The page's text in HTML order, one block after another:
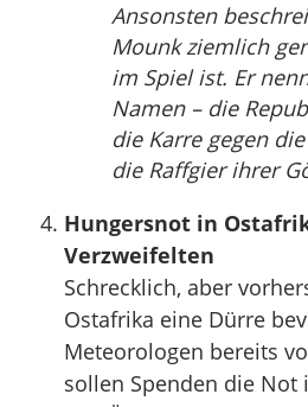
Ansonsten
Mounk ziemlich
im Spiel ist. Er
Namen – die
die Karre gegen
die Raffgier ihrer
Hungersnot in
Verzweifelten
Schrecklich, aber
Ostafrika eine Dürre
Meteorologen bereits
sollen Spenden die Not